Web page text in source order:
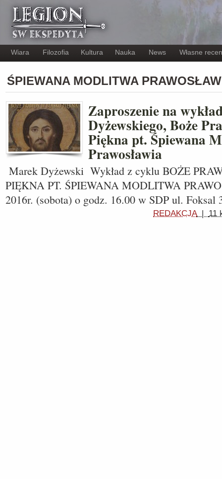
Wiara Filozofia Kultura Nauka News Własne
ŚPIEWANA MODLITWA
Zaproszenie na
Dyżewskiego, Boże
Piękna pt. Śpiewana
Prawosławia
Marek Dyżewski Wykład z cyklu BOŻE
PIĘKNA PT. ŚPIEWANA MODLITWA
2016r. (sobota) o godz. 16.00 w SDP ul. Foksal
REDAKCJA| 11